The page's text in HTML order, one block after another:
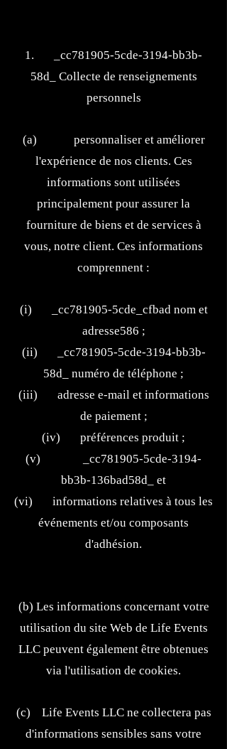
1. _cc781905-5cde-3194-bb3b-
58d_ Collecte de renseignements
personnels
(a) personnaliser et améliorer
l'expérience de nos clients. Ces
informations sont utilisées
principalement pour assurer la
fourniture de biens et de services à
vous, notre client. Ces informations
comprennent :
(i) _cc781905-5cde_cfbad nom et
adresse586 ;
(ii) _cc781905-5cde-3194-bb3b-
58d_ numéro de téléphone ;
(iii) adresse e-mail et informations
de paiement ;
(iv) préférences produit ;
(v) _cc781905-5cde-3194-
bb3b-136bad58d_ et
(vi) informations relatives à tous les
événements et/ou composants
d'adhésion.
(b) Les informations concernant votre
utilisation du site Web de Life Events
LLC peuvent également être obtenues
via l'utilisation de cookies.
(c) Life Events LLC ne collectera pas
d'informations sensibles sans votre